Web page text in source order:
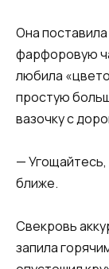
Она
фарфоровую
любила
простую
вазочку с
— Угощайтесь,
ближе.
Свекровь
запила